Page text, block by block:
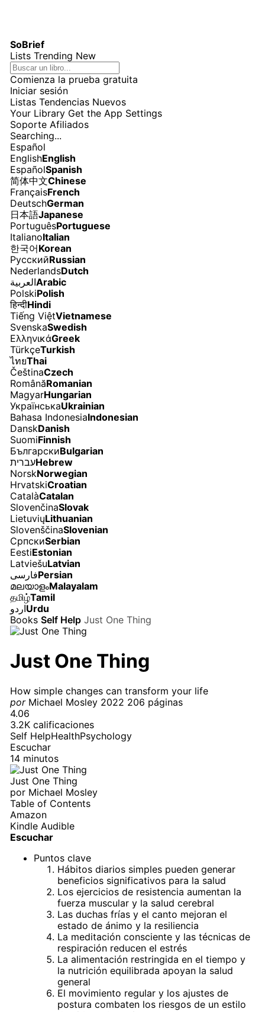
SoBrief
Lists Trending New
Comienza la prueba gratuita
Iniciar sesión
Listas Tendencias Nuevos
Your Library Get the App Settings
Soporte Afiliados
Searching...
Español
EnglishEnglish
EspañolSpanish
简体中文Chinese
FrançaisFrench
DeutschGerman
日本語Japanese
PortuguêsPortuguese
ItalianoItalian
한국어Korean
РусскийRussian
NederlandsDutch
العربيةArabic
PolskiPolish
हिन्दीHindi
Tiếng ViệtVietnamese
SvenskaSwedish
ΕλληνικάGreek
TürkçeTurkish
ไทยThai
ČeštinaCzech
RomânăRomanian
MagyarHungarian
УкраїнськаUkrainian
Bahasa IndonesiaIndonesian
DanskDanish
SuomiFinnish
БългарскиBulgarian
עבריתHebrew
NorskNorwegian
HrvatskiCroatian
CatalàCatalan
SlovenčinaSlovak
LietuviųLithuanian
SlovenščinaSlovenian
СрпскиSerbian
EestiEstonian
LatviešuLatvian
فارسیPersian
മലയാളംMalayalam
தமிழ்Tamil
اردوUrdu
Books Self Help Just One Thing
Just One Thing
How simple changes can transform your life
por Michael Mosley 2022 206 páginas
4.06
3.2K calificaciones
Self HelpHealthPsychology
Escuchar
14 minutos
Just One Thing
por Michael Mosley
Table of Contents
Amazon
Kindle Audible
Escuchar
Puntos clave
Hábitos diarios simples pueden generar
beneficios significativos para la salud
Los ejercicios de resistencia aumentan la
fuerza muscular y la salud cerebral
Las duchas frías y el canto mejoran el
estado de ánimo y la resiliencia
La meditación consciente y las técnicas de
respiración reducen el estrés
La alimentación restringida en el tiempo y
la nutrición equilibrada apoyan la salud
general
El movimiento regular y los ajustes de
postura combaten los riesgos de un estilo